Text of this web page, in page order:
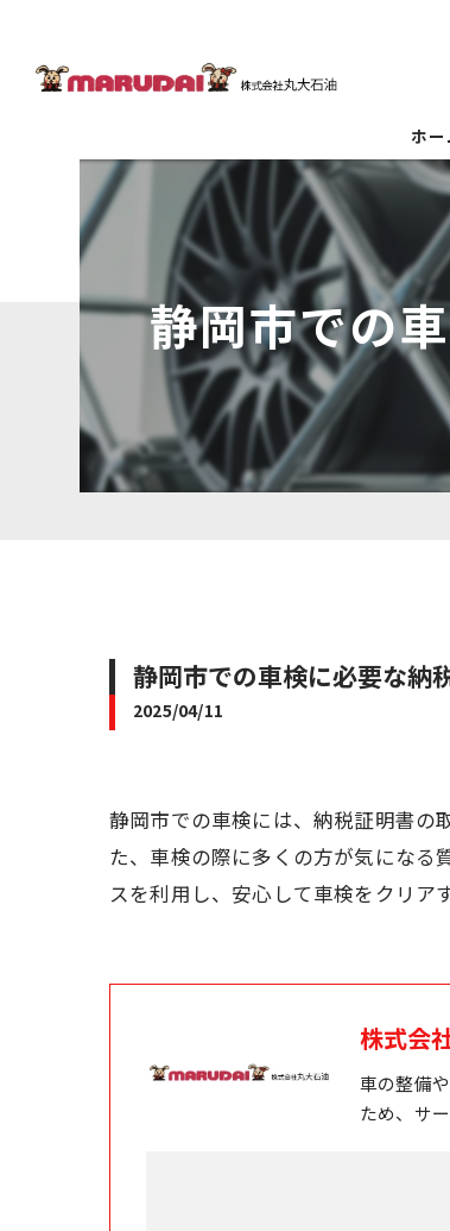
ホー
静岡市での
静岡市での車検に必要な納
2025/04/11
静岡市での車検には、納税証明書の
た、車検の際に多くの方が気になる
スを利用し、安心して車検をクリア
株式会
車の整備
ため、サ